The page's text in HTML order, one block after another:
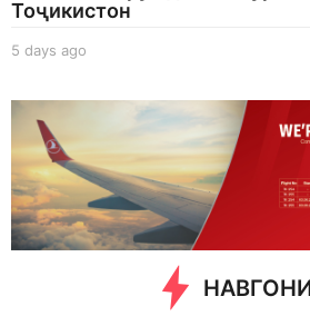
Тоҷикистон
5 days ago
g
o